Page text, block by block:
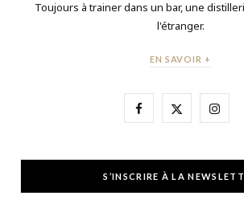
Toujours à trainer dans un bar, une
l'étranger.
EN SAVOIR +
F
e
X
w
I
t
S’INSCRIRE À LA